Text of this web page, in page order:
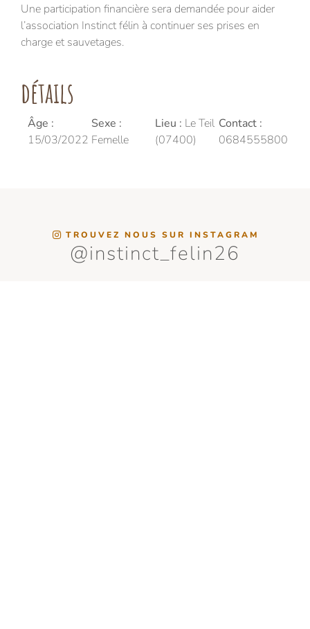
Une participation financière sera demandée pour aider
l’association Instinct félin à continuer ses prises en
charge et sauvetages.
détails
Âge :
15/03/2022
Sexe :
Femelle
Lieu : Le Teil
(07400)
Contact :
0684555800
TROUVEZ NOUS SUR INSTAGRAM
@instinct_felin26